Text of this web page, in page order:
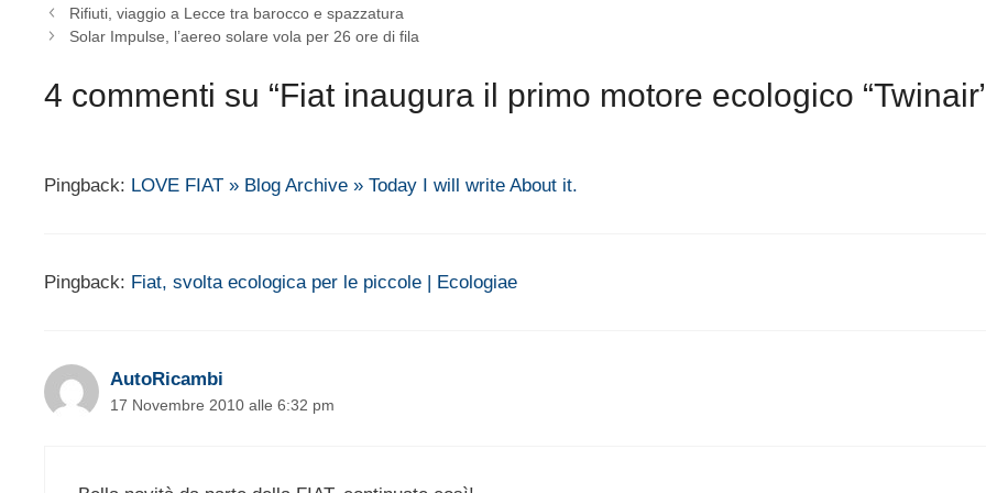
Rifiuti, viaggio a Lecce tra barocco e spazzatura
Solar Impulse, l’aereo solare vola per 26 ore di fila
4 commenti su “Fiat inaugura il primo motore ecologico
Pingback: LOVE FIAT » Blog Archive » Today I will write About it.
Pingback: Fiat, svolta ecologica per le piccole | Ecologiae
AutoRicambi
17 Novembre 2010 alle 6:32 pm